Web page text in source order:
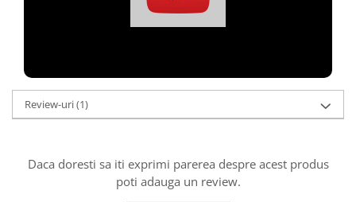
Review-uri(1)
Daca doresti sa iti exprimi parerea despre acest produs
poti adauga un review.